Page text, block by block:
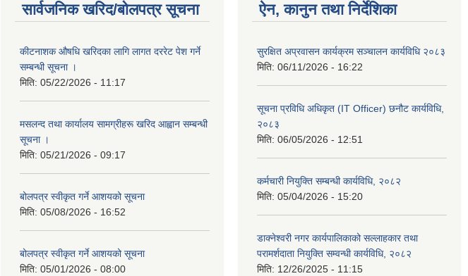
सार्वजनिक खरिद/बोलपत्र सूचना
कीटनाशक औषधि खरिदका लागि लागत दररेट पेश गर्ने
सम्बन्धी सूचना ।
मिति: 05/22/2026 - 11:17
मसलन्द तथा कार्यालय सामग्रीहरू खरिद आह्वान सम्बन्धी
सूचना ।
मिति: 05/21/2026 - 09:17
बोलपत्र स्वीकृत गर्ने आशयको सूचना
मिति: 05/08/2026 - 16:52
बोलपत्र स्वीकृत गर्ने आशयको सूचना
मिति: 05/01/2026 - 08:00
ऐन, कानुन तथा निर्देशिका
सुरक्षित अप्रवासन कार्यक्रम सञ्चालन कार्यविधि २०८३
मिति: 06/11/2026 - 16:22
सूचना प्रविधि अधिकृत (IT Officer) छनौट कार्यविधि,
२०८३
मिति: 06/05/2026 - 12:51
कर्मचारी नियुक्ति सम्बन्धी कार्यविधि, २०८२
मिति: 05/04/2026 - 15:20
डाक्नेश्वरी नगर कार्यपालिकाको सल्लाहकार तथा
परामर्शदाता नियुक्ति सम्वन्धी कार्यविधि, २०८२
मिति: 12/26/2025 - 11:15